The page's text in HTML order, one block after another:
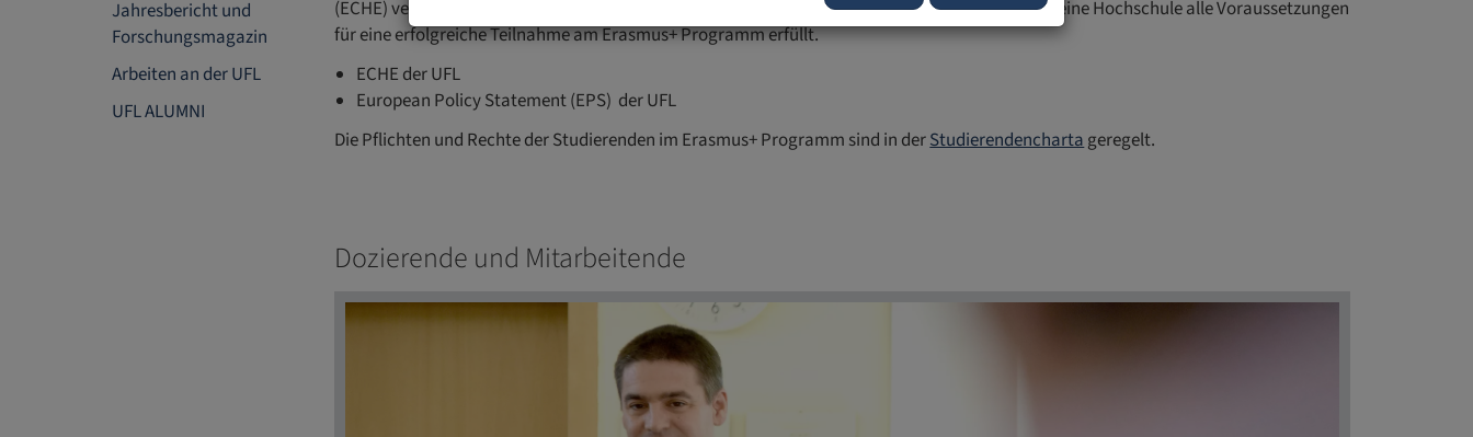
Jahresbericht und
Forschungsmagazin
Arbeiten an der UFL
UFL ALUMNI
(ECHE) verfügen. Die ECHE wird von der Europäischen Kommission vergeben und beweist, dass eine Hochschule alle Voraussetzungen
für eine erfolgreiche Teilnahme am Erasmus+ Programm erfüllt.
ECHE der UFL
European Policy Statement (EPS) der UFL
Die Pflichten und Rechte der Studierenden im Erasmus+ Programm sind in derStudierendenchartageregelt.
Dozierende und Mitarbeitende